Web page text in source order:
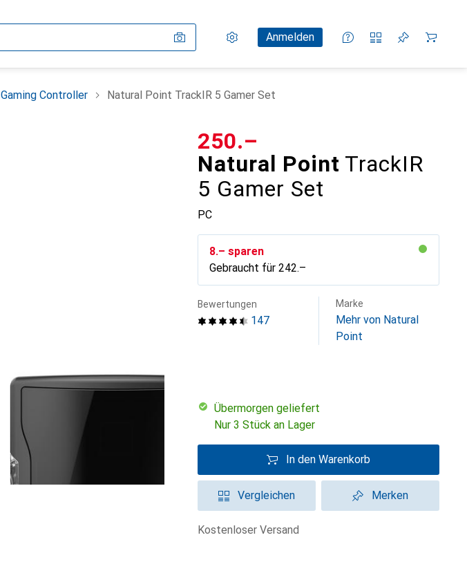
Einstellungen
KundenkontoAnmelden
Vergleichslisten
Merklisten
Warenkorb
Gaming Controller Natural Point TrackIR 5 Gamer Set
Natural Point TrackIR
5 Gamer Set
PC
CHF
250.–
CHF
8.– sparen
Gebraucht für CHF
242.–
147
Bewertungen Marke
Mehr von Natural
Point
übermorgen geliefert
Nur 3 Stück an Lager
In den Warenkorb
Vergleichen Merken
kostenloser Versand